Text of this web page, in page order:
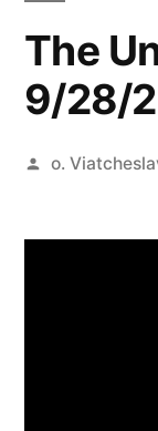
The
9/28/
Posted
o.